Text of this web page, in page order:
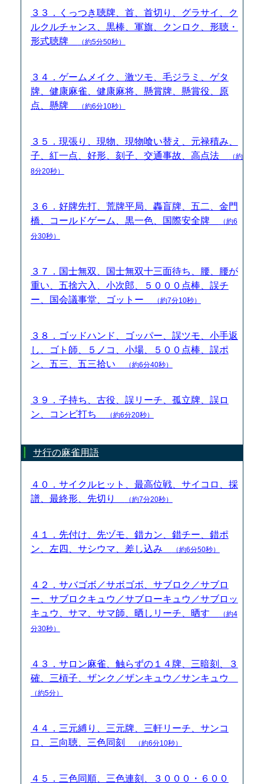
３３．くっつき聴牌、首、首切り、グラサイ、ク
ルクルチャンス、黒棒、軍旗、クンロク、形聴・
形式聴牌
（約5分50秒）
３４．ゲームメイク、激ツモ、毛ジラミ、ゲタ
牌、健康麻雀、健康麻将、懸賞牌、懸賞役、原
点、懸牌
（約6分10秒）
３５．現張り、現物、現物喰い替え、元禄積み、
子、紅一点、好形、刻子、交通事故、高点法
（約
8分20秒）
３６．好牌先打、荒牌平局、轟盲牌、五二、金門
橋、コールドゲーム、黒一色、国際安全牌
（約6
分30秒）
３７．国士無双、国士無双十三面待ち、腰、腰が
重い、五捨六入、小次郎、５０００点棒、誤チ
ー、国会議事堂、ゴットー
（約7分10秒）
３８．ゴッドハンド、ゴッパー、誤ツモ、小手返
し、ゴト師、５ノコ、小場、５００点棒、誤ポ
ン、五三、五三拾い
（約6分40秒）
３９．子持ち、古役、誤リーチ、孤立牌、誤ロ
ン、コンビ打ち
（約6分20秒）
サ行の麻雀用語
４０．サイクルヒット、最高位戦、サイコロ、採
譜、最終形、先切り
（約7分20秒）
４１．先付け、先ヅモ、錯カン、錯チー、錯ポ
ン、左四、サシウマ、差し込み
（約6分50秒）
４２．サバゴボ／サボゴボ、サブロク／サブロ
ー、サブロクキュウ／サブローキュウ／サブロッ
キュウ、サマ、サマ師、晒しリーチ、晒す
（約4
分30秒）
４３．サロン麻雀、触らずの１４牌、三暗刻、３
確、三槓子、ザンク／ザンキュウ／サンキュウ
（約5分）
４４．三元縛り、三元牌、三軒リーチ、サンコ
ロ、三向聴、三色同刻
（約6分10秒）
４５．三色同順、三色連刻、３０００・６００